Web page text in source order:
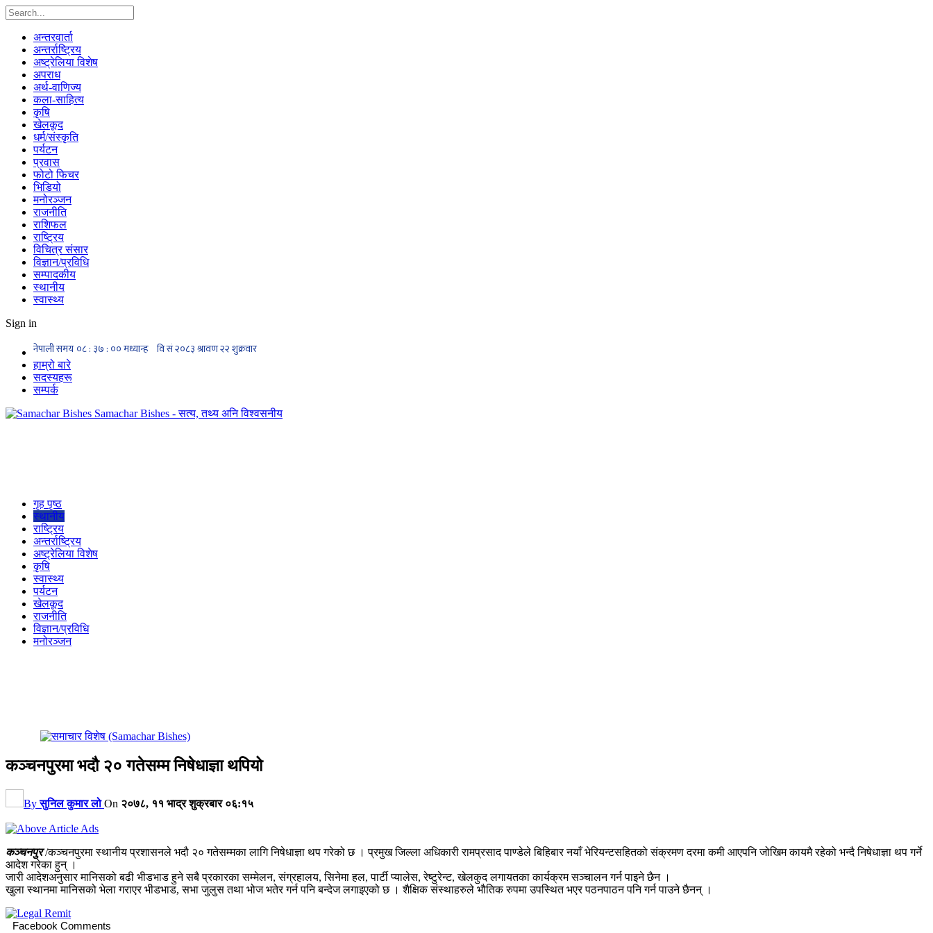
अन्तरवार्ता
अन्तर्राष्ट्रिय
अष्ट्रेलिया विशेष
अपराध
अर्थ-वाणिज्य
कला-साहित्य
कृषि
खेलकूद
धर्म/संस्कृति
पर्यटन
प्रवास
फोटो फिचर
भिडियो
मनोरञ्जन
राजनीति
राशिफल
राष्ट्रिय
विचित्र संसार
विज्ञान/प्रविधि
सम्पादकीय
स्थानीय
स्वास्थ्य
Sign in
हाम्रो बारे
सदस्यहरू
सम्पर्क
Samachar Bishes - सत्य, तथ्य अनि विश्वसनीय
गृह पृष्ठ
स्थानीय
राष्ट्रिय
अन्तर्राष्ट्रिय
अष्ट्रेलिया विशेष
कृषि
स्वास्थ्य
पर्यटन
खेलकूद
राजनीति
विज्ञान/प्रविधि
मनोरञ्जन
कञ्चनपुरमा भदौ २० गतेसम्म निषेधाज्ञा थपियो
Byसुनिल कुमार लो On २०७८, ११ भाद्र शुक्रबार ०६:१५
कञ्चनपुर/कञ्चनपुरमा स्थानीय प्रशासनले भदौ २० गतेसम्मका लागि निषेधाज्ञा थप गरेको छ । प्रमुख जिल्ला अधिकारी रामप्रसाद पाण्डेले बिहिबार नयाँ भेरियन्टसहितको संक्रमण दरमा कमी आएपनि जोखिम कायमै रहेको भन्दै निषेधाज्ञा थप गर्ने
आदेश गरेका हुन् ।
जारी आदेशअनुसार मानिसको बढी भीडभाड हुने सबै प्रकारका सम्मेलन, संग्रहालय, सिनेमा हल, पार्टी प्यालेस, रेष्टुरेन्ट, खेलकुद लगायतका कार्यक्रम सञ्चालन गर्न पाइने छैन ।
खुला स्थानमा मानिसको भेला गराएर भीडभाड, सभा जुलुस तथा भोज भतेर गर्न पनि बन्देज लगाइएको छ । शैक्षिक संस्थाहरुले भौतिक रुपमा उपस्थित भएर पठनपाठन पनि गर्न पाउने छैनन् ।
Facebook Comments